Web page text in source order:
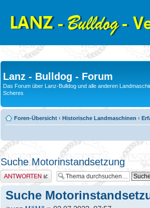
Lanz - Bulldog - Forum
Das Forum über Lanz-Bulldog und alle anderen
Scheres
Foren-Übersicht ‹ Historische Landmaschinen ‹
Suche Motorinstandsetzung
Antwort erstellen
Suche